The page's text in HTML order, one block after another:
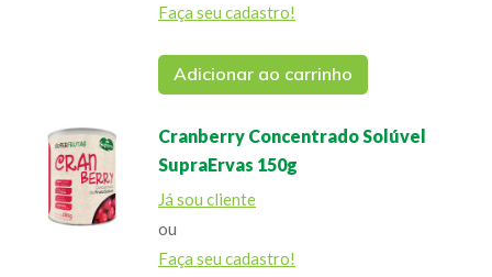
Faça seu cadastro!
Adicionar ao carrinho
Cranberry Concentrado Solúvel
SupraErvas 150g
Já sou cliente
ou
Faça seu cadastro!